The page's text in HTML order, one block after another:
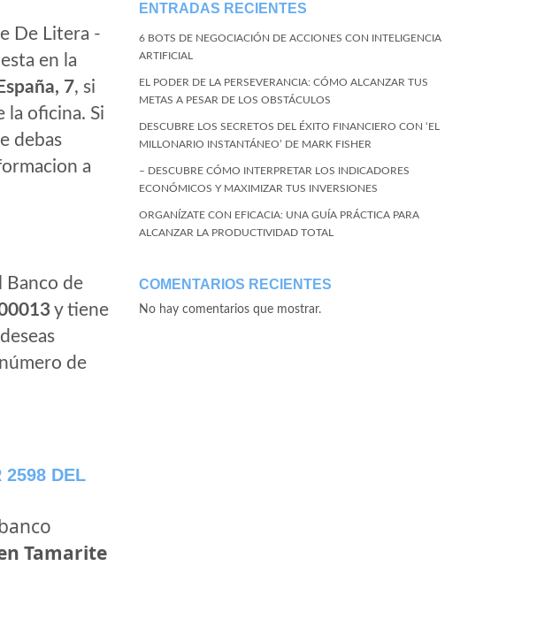
De Litera -
en la
7, si
la oficina. Si
debas
a
Banco de
y tiene
de
2598 DEL
Tamarite
ENTRADAS RECIENTES
6 BOTS DE NEGOCIACIÓN DE ACCIONES CON INTELIGENCIA
ARTIFICIAL
EL PODER DE LA PERSEVERANCIA: CÓMO ALCANZAR TUS
METAS A PESAR DE LOS OBSTÁCULOS
DESCUBRE LOS SECRETOS DEL ÉXITO FINANCIERO CON ‘EL
MILLONARIO INSTANTÁNEO’ DE MARK FISHER
– DESCUBRE CÓMO INTERPRETAR LOS INDICADORES
ECONÓMICOS Y MAXIMIZAR TUS INVERSIONES
ORGANÍZATE CON EFICACIA: UNA GUÍA PRÁCTICA PARA
ALCANZAR LA PRODUCTIVIDAD TOTAL
COMENTARIOS RECIENTES
No hay comentarios que mostrar.